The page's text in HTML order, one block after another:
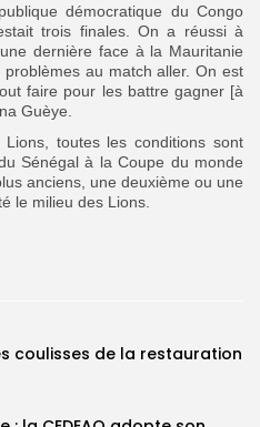
démocratique du Congo
trois finales. On a réussi à
dernière face à la Mauritanie
au match aller. On est
faire pour les battre gagner [à
Guèye.
toutes les conditions sont
Sénégal à la Coupe du monde
anciens, une deuxième ou une
le milieu des Lions.
coulisses de la restauration